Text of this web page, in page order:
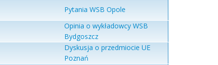
Pytania WSB Opole
Opinia o wykładowcy WSB
Bydgoszcz
Dyskusja o przedmiocie UE
Poznań